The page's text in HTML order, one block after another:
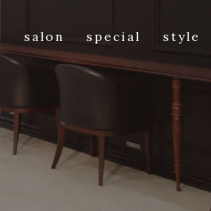
salon special style